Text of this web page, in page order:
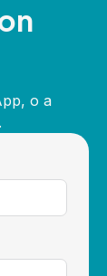
o a